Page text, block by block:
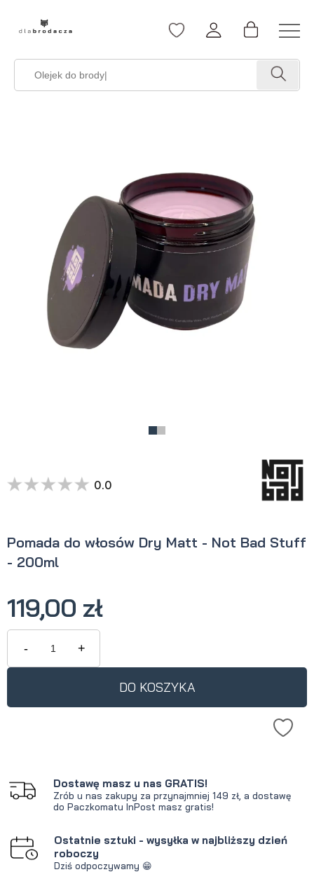
Pomada do włosów Dry Matt - Not Bad Stuff
- 200ml
0.0
119,00 zł
- +
DO KOSZYKA
Dostawę masz u nas GRATIS!
Zrób u nas zakupy za przynajmniej 149 zł, a dostawę
do Paczkomatu InPost masz gratis!
Ostatnie sztuki - wysyłka w najbliższy dzień
roboczy
Dziś odpoczywamy 😁